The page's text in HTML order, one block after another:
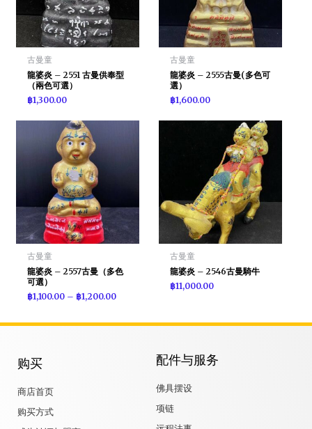
古曼童
龍婆炎 – 2551 古曼供奉型
（兩色可選）
฿1,300.00
古曼童
龍婆炎 – 2555古曼(多色可
選）
฿1,600.00
古曼童
龍婆炎 – 2557古曼（多色
可選）
฿1,100.00 – ฿1,200.00
古曼童
龍婆炎 – 2546古曼騎牛
฿11,000.00
购买
商店首页
购买方式
配件与服务
佛具摆设
项链